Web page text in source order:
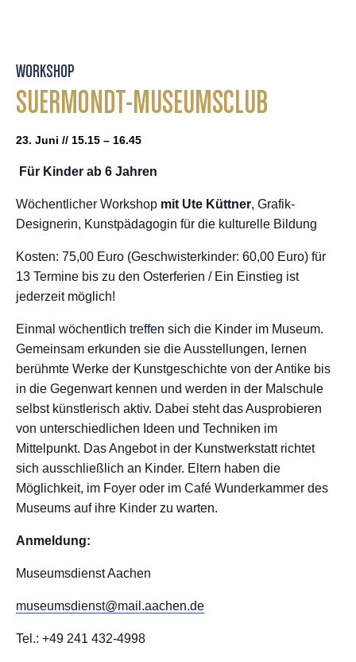
WORKSHOP
SUERMONDT-MUSEUMSCLUB
23. Juni // 15.15 – 16.45
Für Kinder ab 6 Jahren
Wöchentlicher Workshop mit Ute Küttner, Grafik-
Designerin, Kunstpädagogin für die kulturelle Bildung
Kosten: 75,00 Euro (Geschwisterkinder: 60,00 Euro) für
13 Termine bis zu den Osterferien / Ein Einstieg ist
jederzeit möglich!
Einmal wöchentlich treffen sich die Kinder im Museum.
Gemeinsam erkunden sie die Ausstellungen, lernen
berühmte Werke der Kunstgeschichte von der Antike bis
in die Gegenwart kennen und werden in der Malschule
selbst künstlerisch aktiv. Dabei steht das Ausprobieren
von unterschiedlichen Ideen und Techniken im
Mittelpunkt. Das Angebot in der Kunstwerkstatt richtet
sich ausschließlich an Kinder. Eltern haben die
Möglichkeit, im Foyer oder im Café Wunderkammer des
Museums auf ihre Kinder zu warten.
Anmeldung:
Museumsdienst Aachen
museumsdienst@mail.aachen.de
Tel.: +49 241 432-4998